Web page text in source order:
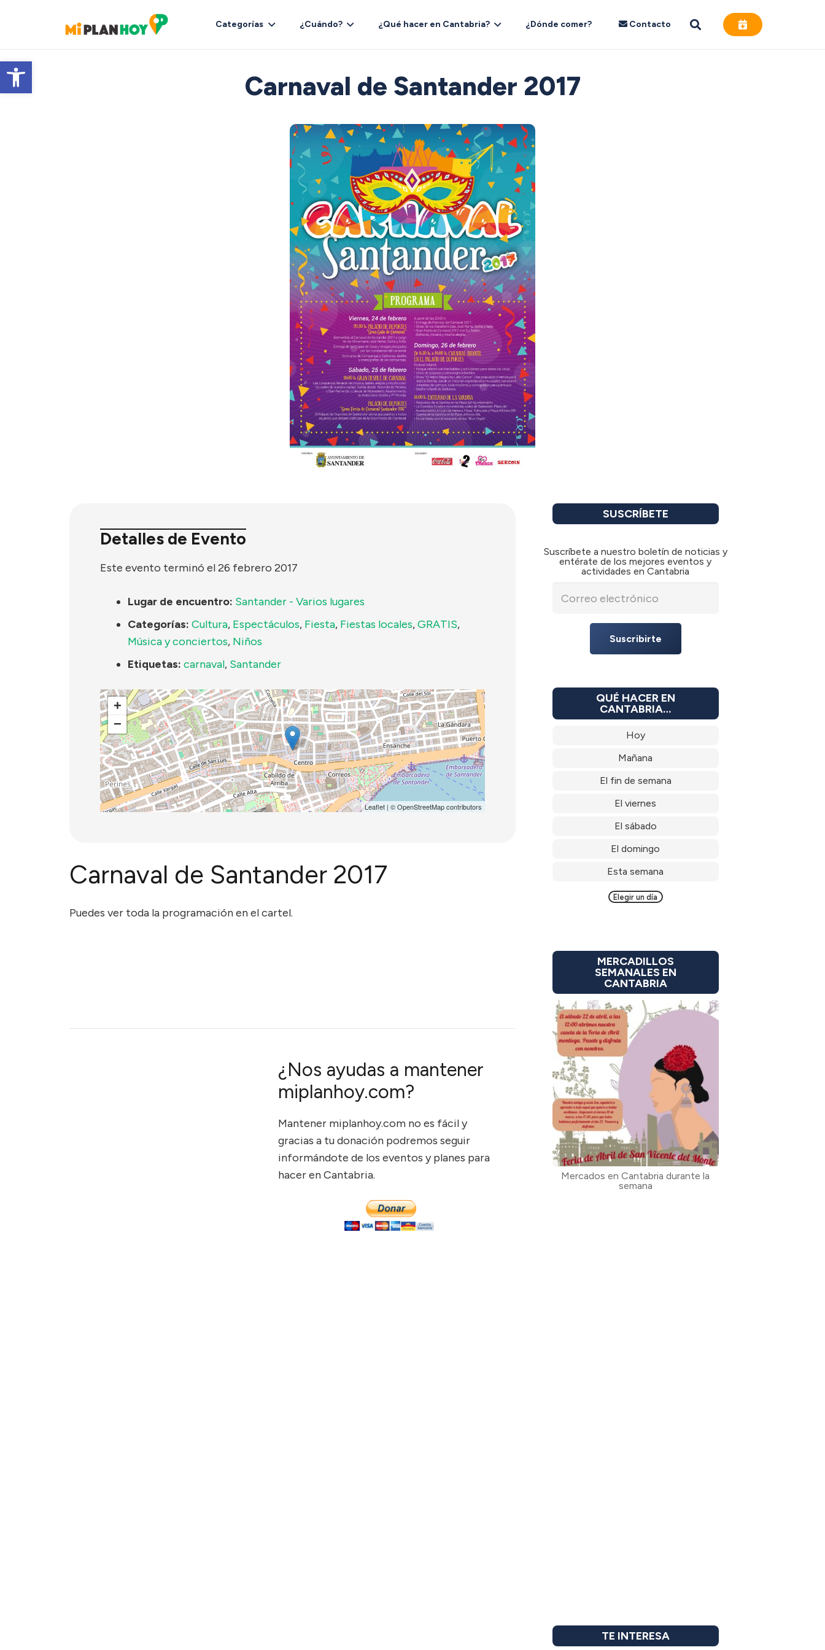
Abrir barra de herramientas
Categorías ¿Cuándo? ¿Qué hacer en Cantabria? ¿Dónde comer? Contacto
Carnaval de Santander 2017
Detalles de Evento
Este evento terminó el 26 febrero 2017
Lugar de encuentro: Santander - Varios lugares
Categorías: Cultura, Espectáculos, Fiesta, Fiestas locales,GRATIS,
Música y conciertos, Niños
Etiquetas: carnaval, Santander
+
−
Leaflet| ©OpenStreetMapcontributors
Carnaval de Santander 2017
Puedes ver toda la programación en el cartel.
¿Nos ayudas a mantener
miplanhoy.com?
Mantener miplanhoy.com no es fácil y
gracias a tu donación podremos seguir
informándote de los eventos y planes para
hacer en Cantabria.
SUSCRÍBETE
Suscríbete a nuestro boletín de noticias y
entérate de los mejores eventos y
actividades en Cantabria
Suscribirte
QUÉ HACER EN
CANTABRIA…
Hoy
Mañana
El fin de semana
El viernes
El sábado
El domingo
Esta semana
Elegir un día
MERCADILLOS
SEMANALES EN
CANTABRIA
Mercados en Cantabria durante la
semana
TE INTERESA